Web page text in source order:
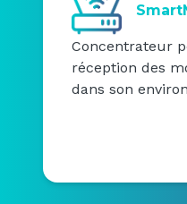
Concentrateur
réception des
dans son